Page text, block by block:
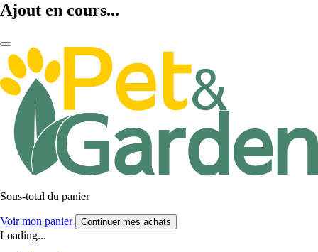
Ajout en cours...
Sous-total du panier
Voir mon panier Continuer mes achats
Loading...